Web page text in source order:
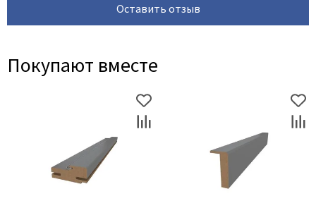
Оставить отзыв
Покупают вместе